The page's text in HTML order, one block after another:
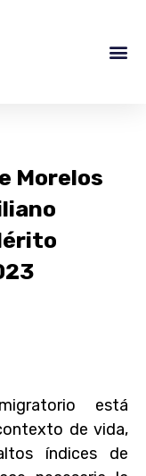
Morelos
está
de vida,
índices de